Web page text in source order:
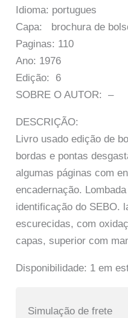
Idioma: portugues
Capa: brochura de
Paginas: 110
Ano: 1976
Edição: 6
SOBRE O AUTOR: –
DESCRIÇÃO:
Livro usado edição de
bordas e pontas
algumas páginas com
encadernação.
identificação do SEBO.
escurecidas, com
capas, superior com
Disponibilidade: 1 em
Simulação de frete